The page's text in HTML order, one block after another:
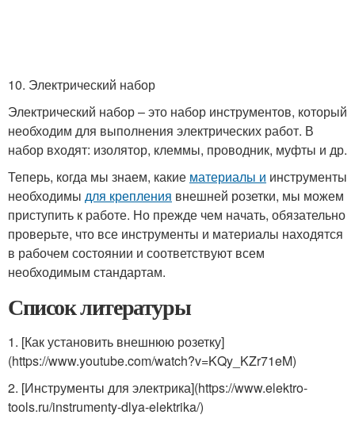
10. Электрический набор
Электрический набор – это набор инструментов, который
необходим для выполнения электрических работ. В
набор входят: изолятор, клеммы, проводник, муфты и др.
Теперь, когда мы знаем, какие материалы и инструменты
необходимы для крепления внешней розетки, мы можем
приступить к работе. Но прежде чем начать, обязательно
проверьте, что все инструменты и материалы находятся
в рабочем состоянии и соответствуют всем
необходимым стандартам.
Список литературы
1. [Как установить внешнюю розетку]
(https://www.youtube.com/watch?v=KQy_KZr71eM)
2. [Инструменты для электрика](https://www.elektro-
tools.ru/instrumenty-dlya-elektrika/)